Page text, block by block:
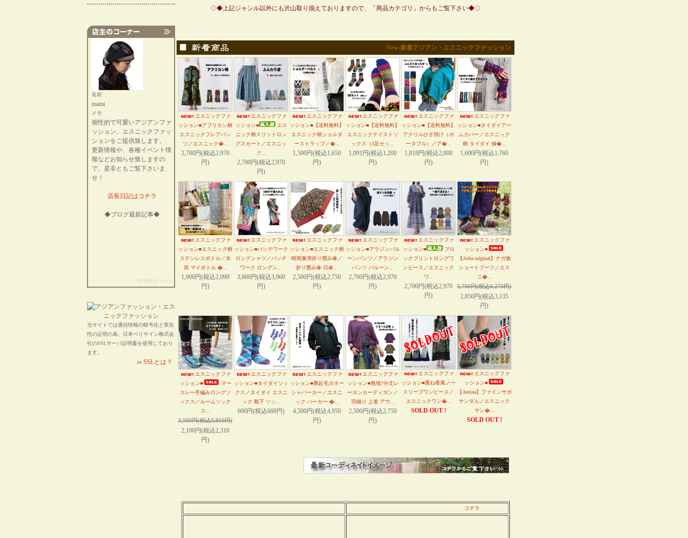
◇◆上記ジャンル以外にも沢山取り揃えておりますので、「商品カテゴリ」からもご覧下さい◆◇
New:新着アジアン・エスニックファッション
エスニックファ
ッション■アフリカン柄
エスニックフレアパン
ツ／エスニック�...
2,700円(税込2,970
円)
エスニックファ
ッション■
エス
ニック柄スリットロン
グスカート／エスニッ
ク...
2,700円(税込2,970
円)
エスニックファ
ッション■【送料無料】
エスニック柄ショルダ
ーストラップ／�...
1,500円(税込1,650
円)
エスニックファ
ッション■【送料無料】
エスニックテイストソ
ックス（3足セッ...
1,091円(税込1,200
円)
エスニックファ
ッション■【送料無料】
アクリルひざ掛け（ポ
ータブル）／ア�...
1,818円(税込2,000
円)
エスニックファ
ッション■タイダイアー
ムカバー／エスニック
柄 タイダイ 個�...
1,600円(税込1,760
円)
エスニックファ
ッション■エスニック柄
ステンレスボトル／水
筒 マイボトル �...
1,900円(税込2,090
円)
エスニックファ
ッション■パッチワーク
ロングシャツ／パッチ
ワーク ロングシ...
3,600円(税込3,960
円)
エスニックファ
ッション■エスニック柄
晴雨兼用折り畳み傘／
折り畳み傘 日傘...
2,500円(税込2,750
円)
エスニックファ
ッション■アラジンバル
ーンパンツ／アラジン
パンツ バルーン...
2,700円(税込2,970
円)
エスニックファ
ッション■
ブロ
ックプリントロングワ
ンピース／エスニック
ワ...
2,700円(税込2,970
円)
エスニックファ
ッション■
【Asha original】ナガ族
ショートブーツ／エス
ニ�...
5,700円(税込6,270円)
2,850円(税込3,135
円)
エスニックファ
ッション■
マー
スレー手編みロングソ
ックス／ルームソック
ス...
3,500円(税込3,850円)
2,100円(税込2,310
円)
エスニックファ
ッション■タイダイソッ
クス／タイダイ エスニ
ック 靴下 ソッ...
600円(税込660円)
エスニックファ
ッション■裏起毛ガネー
シャパーカー／エスニ
ック パーカー �...
4,500円(税込4,950
円)
エスニックファ
ッション■無地7分丈レ
ーヨンカーディガン／
羽織り 上着 アウ...
2,500円(税込2,750
円)
エスニックファ
ッション■重ね着風ノー
スリーブワンピース／
エスニックワン�...
SOLD OUT !
エスニックファ
ッション■
【Amina】ファインサボ
サンダル／エスニック
サン�...
SOLD OUT !
コチラ
名前
mami
メモ
個性的で可愛いアジアンファ
ッション、エスニックファッ
ションをご提供致します。
更新情報や、各種イベント情
報などお知らせ致しますの
で、是非ともご覧下さいま
せ！
店長日記はコチラ
◆ブログ最新記事◆
RSS表示パーツ
当サイトでは通信情報の暗号化と実在
性の証明の為、日本ベリサイン株式会
社のSSLサーバ証明書を使用しており
ます。
SSLとは？